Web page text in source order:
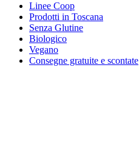
Linee Coop
Prodotti in Toscana
Senza Glutine
Biologico
Vegano
Consegne gratuite e scontate